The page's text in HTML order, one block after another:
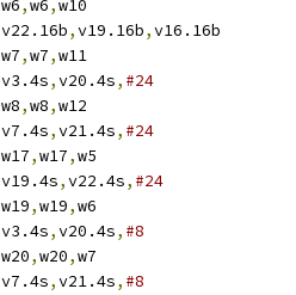
	add	w6
,w6,w10
	eor	v22.16b
,v19.16b,v16.16b
	add	w7
,w7,w11
	ushr	v3.4s
,v20.4s, #24
	add	w8
,w8,w12
	ushr	v7.4s
,v21.4s, #24
	eor	w17
,w17,w5
	ushr	v19.4s
,v22.4s, #24
	eor	w19
,w19,w6
	sli	v3.4s
,v20.4s, #8
	eor	w20
,w20,w7
	sli	v7.4s
,v21.4s, #8